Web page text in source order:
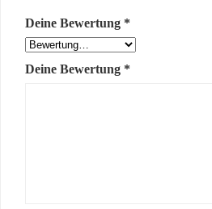
Deine Bewertung *
Deine Bewertung *